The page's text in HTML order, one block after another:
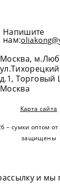
Напишите
нам:
Москва,
д.1, Торговый
Москва
Карта сайта
– сумки оптом
защищены
и